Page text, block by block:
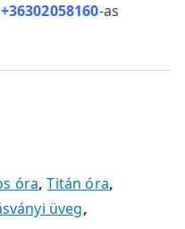
+36302058160-as
óra,Titán óra,
üveg,